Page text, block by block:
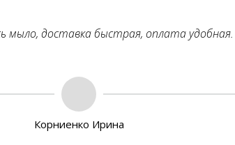
мыло, доставка быстрая, оплата удобная.
Корниенко Ирина